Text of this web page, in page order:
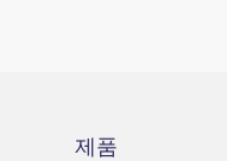
제품